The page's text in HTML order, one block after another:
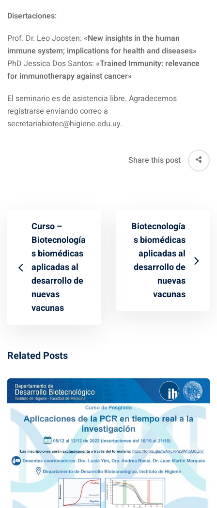
Disertaciones:
Prof. Dr. Leo Joosten: «New insights in the human
immune system; implications for health and diseases»
PhD Jessica Dos Santos: «Trained Immunity: relevance
for immunotherapy against cancer»
El seminario es de asistencia libre. Agradecemos
registrarse enviando correo a
secretariabiotec@higiene.edu.uy.
Share this post
Curso –
Biotecnología
s biomédicas
aplicadas al
desarrollo de
nuevas
vacunas
Biotecnología
s biomédicas
aplicadas al
desarrollo de
nuevas
vacunas
Related Posts